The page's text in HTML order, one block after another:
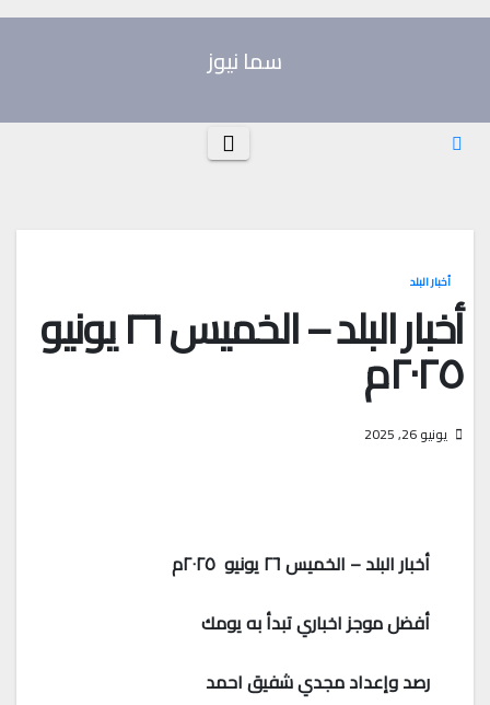
Skip
سما نيوز
أخبار البلد
أخبار البلد – الخميس ٢٦ يونيو
٢٠٢٥م
يونيو 26, 2025
أخبار البلد – الخميس ٢٦ يونيو ٢٠٢٥م
أفضل موجز اخباري تبدأ به يومك
رصد وإعداد مجدي شفيق احمد